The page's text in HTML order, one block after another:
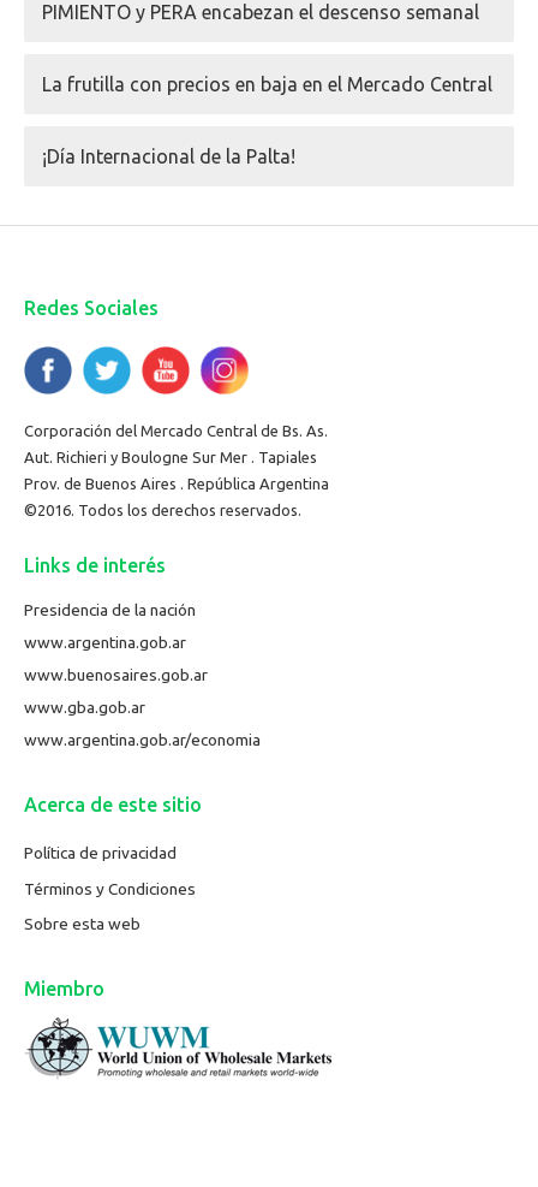
PIMIENTO y PERA encabezan el descenso semanal
La frutilla con precios en baja en el Mercado Central
¡Día Internacional de la Palta!
Redes Sociales
Corporación del Mercado Central de Bs. As.
Aut. Richieri y Boulogne Sur Mer . Tapiales
Prov. de Buenos Aires . República Argentina
©2016. Todos los derechos reservados.
Links de interés
Presidencia de la nación
www.argentina.gob.ar
www.buenosaires.gob.ar
www.gba.gob.ar
www.argentina.gob.ar/economia
Acerca de este sitio
Política de privacidad
Términos y Condiciones
Sobre esta web
Miembro